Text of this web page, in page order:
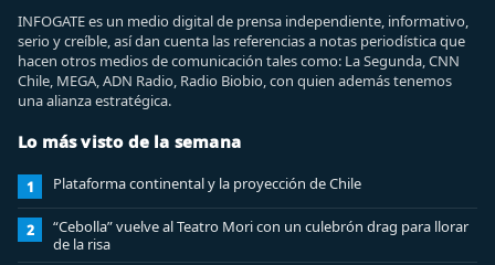
INFOGATE es un medio digital de prensa independiente, informativo,
serio y creíble, así dan cuenta las referencias a notas periodística que
hacen otros medios de comunicación tales como: La Segunda, CNN
Chile, MEGA, ADN Radio, Radio Biobio, con quien además tenemos
una alianza estratégica.
Lo más visto de la semana
1 Plataforma continental y la proyección de Chile
2
“Cebolla” vuelve al Teatro Mori con un culebrón drag para llorar
de la risa